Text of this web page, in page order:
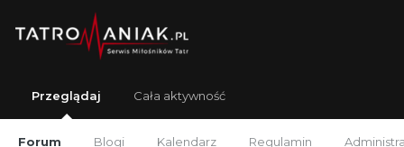
Przeglądaj
Forum Blogi Kalendarz Regulamin
Cała aktywność